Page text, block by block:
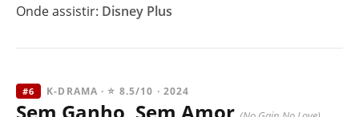
Onde assistir: Disney Plus
#6 K-DRAMA · ⭐ 8.5/10 · 2024